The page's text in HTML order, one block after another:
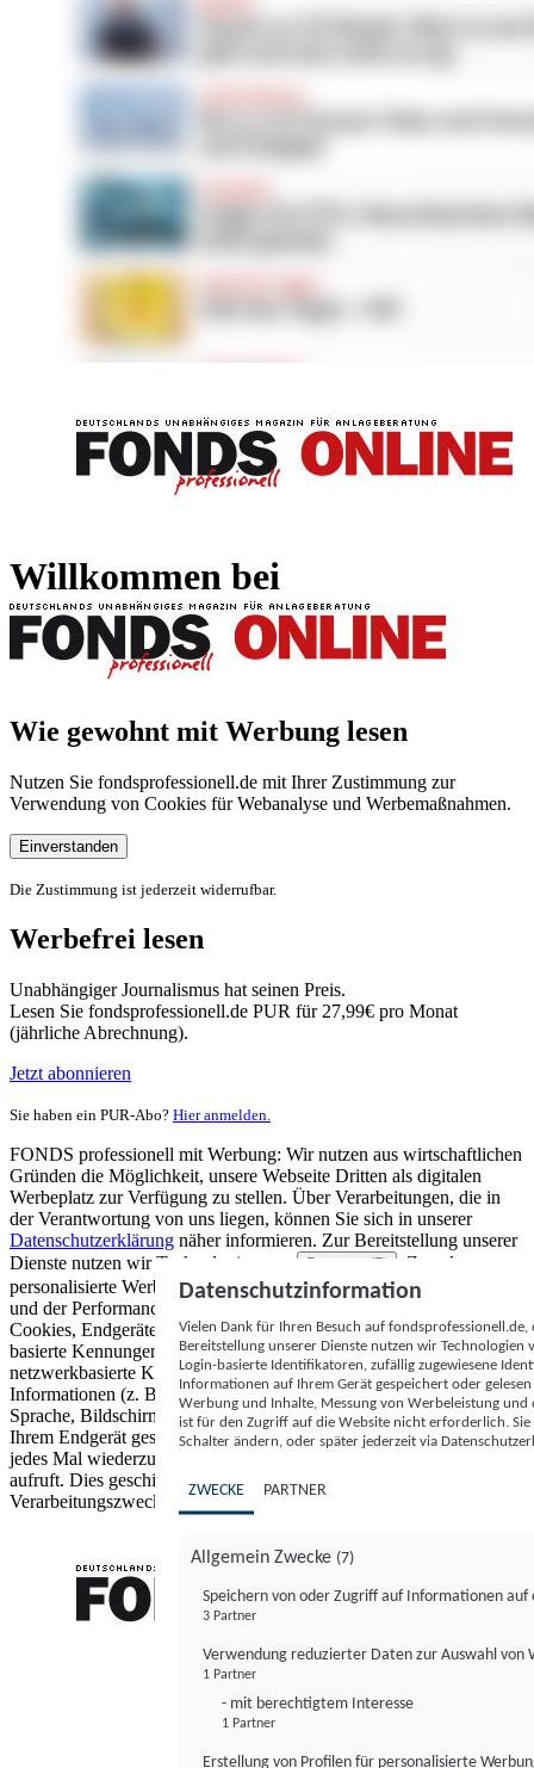
Willkommen bei
Wie gewohnt mit Werbung lesen
Nutzen Sie fondsprofessionell.de mit Ihrer Zustimmung zur
Verwendung von Cookies für Webanalyse und Werbemaßnahmen.
Einverstanden
Die Zustimmung ist jederzeit widerrufbar.
Werbefrei lesen
Unabhängiger Journalismus hat seinen Preis.
Lesen Sie fondsprofessionell.de PUR für 27,99€ pro Monat
(jährliche Abrechnung).
Jetzt abonnieren
Sie haben ein PUR-Abo? Hier anmelden.
FONDS professionell mit Werbung: Wir nutzen aus wirtschaftlichen
Gründen die Möglichkeit, unsere Webseite Dritten als digitalen
Werbeplatz zur Verfügung zu stellen. Über Verarbeitungen, die in
der Verantwortung von uns liegen, können Sie sich in unserer
Datenschutzerklärung näher informieren. Zur Bereitstellung unserer
Dienste nutzen wir Technologien von
Partnern (5)
. Zwecke:
personalisierte Werbung und Inhalte, Messung von Werbeleistung
und der Performance von Inhalten sowie Zielgruppenforschung.
Cookies, Endgeräte- oder ähnliche Online-Kennungen (z. B. login-
basierte Kennungen, zufällig generierte Kennungen,
netzwerkbasierte Kennungen) können zusammen mit anderen
Informationen (z. B. Browsertyp und Browserinformationen,
Sprache, Bildschirmgröße, unterstützte Technologien usw.) auf
Ihrem Endgerät gespeichert oder von dort ausgelesen werden, um es
jedes Mal wiederzuerkennen, wenn es eine App oder einer Webseite
aufruft. Dies geschieht für einen oder mehrere der hier aufgeführten
Verarbeitungszwecke.
Datenschutzinformation
Vielen Dank für Ihren Besuch auf
Bereitstellung unserer Dienste nutzen wir Technologien
Login-basierte Identifikatoren, zufällig zugewiesene
Informationen auf Ihrem Gerät gespeichert oder
Werbung und Inhalte, Messung von Werbeleistung
ist für den Zugriff auf die Website nicht erforderlich.
Schalter ändern, oder später jederzeit via
ZWECKE PARTNER
Allgemein Zwecke (7)
Speichern von oder Zugriff auf Informationen auf
3 Partner
Verwendung reduzierter Daten zur Auswahl von
1 Partner
- mit berechtigtem Interesse
1 Partner
Erstellung von Profilen für personalisierte
FONDS professionell